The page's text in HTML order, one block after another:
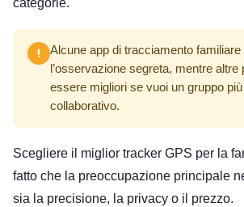
categorie.
Alcune app di tracciamento
l’osservazione segreta, mentre altre
essere migliori se vuoi un gruppo
collaborativo.
Scegliere il miglior tracker GPS per la
fatto che la preoccupazione principale
sia la precisione, la privacy o il prezzo.